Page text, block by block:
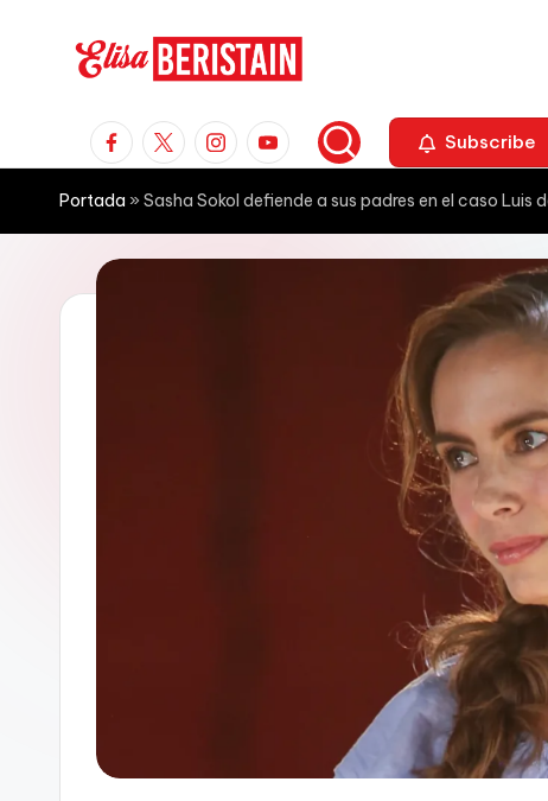
contenido
li
s
B
Moda
Facebook
X InstagramYoutube Subscribe
Portada » Sasha Sokol defiende a sus padres en el caso Luis